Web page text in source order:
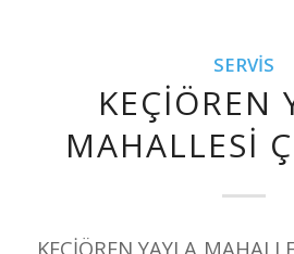
SERVIS
KEÇİÖREN
MAHALLESİ
KEÇİÖREN YAYLA